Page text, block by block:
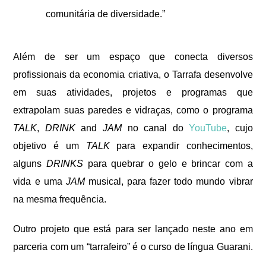
comunitária de diversidade.”
Além de ser um espaço que conecta diversos
profissionais da economia criativa, o Tarrafa desenvolve
em suas atividades, projetos e programas que
extrapolam suas paredes e vidraças, como o programa
TALK, DRINKand JAMno canal doYouTube, cujo
objetivo é um TALKpara expandir conhecimentos,
algunsDRINKS para quebrar o gelo e brincar com a
vida e uma JAMmusical, para fazer todo mundo vibrar
na mesma frequência.
Outro projeto que está para ser lançado neste ano em
parceria com um “tarrafeiro” é o curso de língua Guarani.